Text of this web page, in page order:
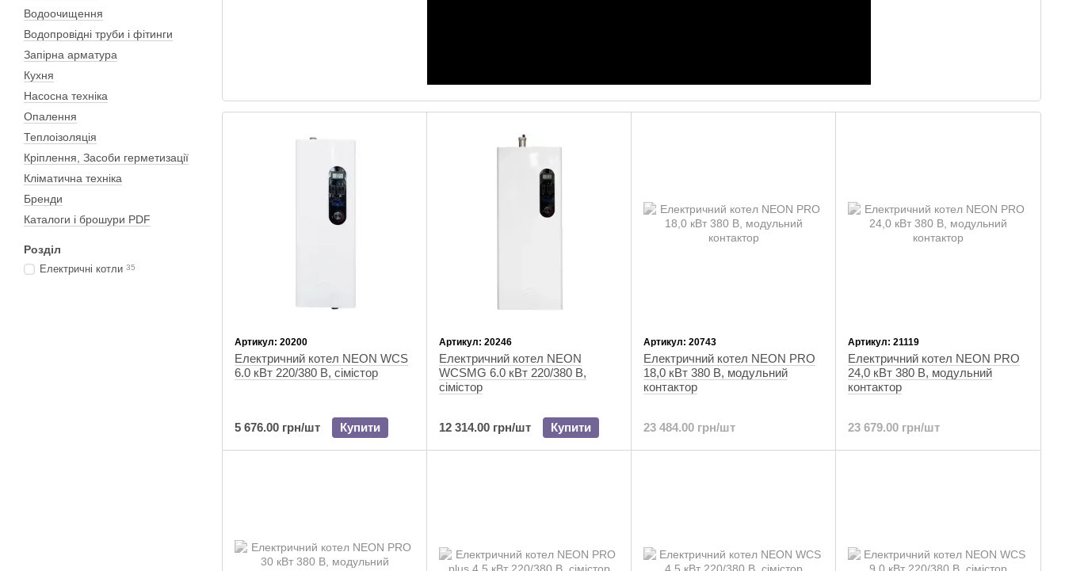
Артикул: 20200
Електричний котел NEON WCS
6.0 кВт 220/380 В, сімістор
5 676.00 грн/шт Купити
Артикул: 20246
Електричний котел NEON
WCSMG 6.0 кВт 220/380 В,
сімістор
12 314.00 грн/шт Купити
Артикул: 20743
Електричний котел NEON PRO
18,0 кВт 380 В, модульний
контактор
23 484.00 грн/шт
Артикул: 21119
Електричний котел NEON PRO
24,0 кВт 380 В, модульний
контактор
23 679.00 грн/шт
Водоочищення
Водопровідні труби і фітинги
Запірна арматура
Кухня
Насосна техніка
Опалення
Теплоізоляція
Кріплення, Засоби герметизації
Кліматична техніка
Бренди
Каталоги і брошури PDF
Розділ
Електричні котли 35